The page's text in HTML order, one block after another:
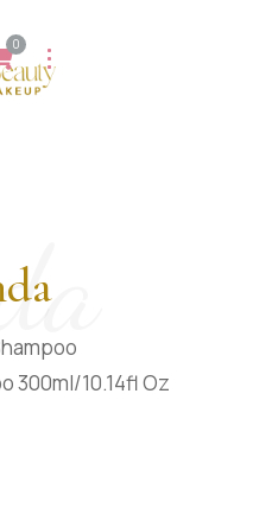
0
300ml/10.14fl Oz